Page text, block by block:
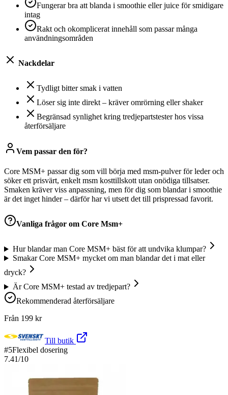
Fungerar bra att blanda i smoothie eller juice för smidigare
intag
Rakt och okomplicerat innehåll som passar många
användningsområden
Nackdelar
Tydligt bitter smak i vatten
Löser sig inte direkt – kräver omrörning eller shaker
Begränsad synlighet kring tredjepartstester hos vissa
återförsäljare
Vem passar den för?
Core MSM+ passar dig som vill börja med msm-pulver för leder och
söker ett prisvärt, enkelt msm kosttillskott utan onödiga tillsatser.
Smaken kräver viss anpassning, men för dig som blandar i smoothie
är det inget hinder – därför har vi utsett det till prispressad favorit.
Vanliga frågor om Core Msm+
Hur blandar man Core MSM+ bäst för att undvika klumpar?
Smakar Core MSM+ mycket om man blandar det i mat eller
dryck?
Är Core MSM+ testad av tredjepart?
Rekommenderad återförsäljare
Från 199 kr
Till butik
#5Flexibel dosering
7.41/10